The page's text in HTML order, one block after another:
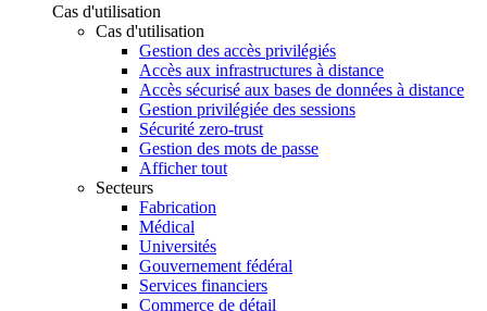
Cas d'utilisation
Cas d'utilisation
Gestion des accès privilégiés
Accès aux infrastructures à distance
Accès sécurisé aux bases de données à distance
Gestion privilégiée des sessions
Sécurité zero-trust
Gestion des mots de passe
Afficher tout
Secteurs
Fabrication
Médical
Universités
Gouvernement fédéral
Services financiers
Commerce de détail